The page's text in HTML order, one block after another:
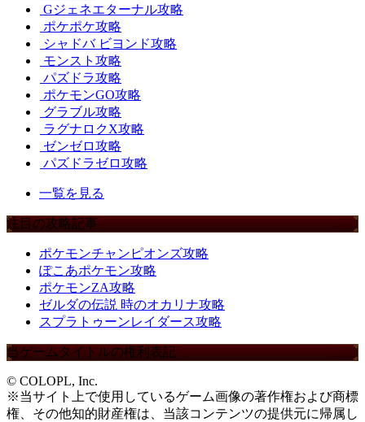
Gジェネエターナル攻略
ポケポケ攻略
シャドバ ビヨンド攻略
モンスト攻略
パズドラ攻略
ポケモンGO攻略
グラブル攻略
ラグナロクX攻略
ゼンゼロ攻略
パズドラゼロ攻略
一覧を見る
注目の攻略記事
ポケモンチャンピオンズ攻略
ぽこあポケモン攻略
ポケモンZA攻略
ゼルダの伝説 時のオカリナ攻略
スプラトゥーンレイダース攻略
当ゲームタイトルの権利表記
© COLOPL, Inc.
※当サイト上で使用しているゲーム画像の著作権および商標
権、その他知的財産権は、当該コンテンツの提供元に帰属し